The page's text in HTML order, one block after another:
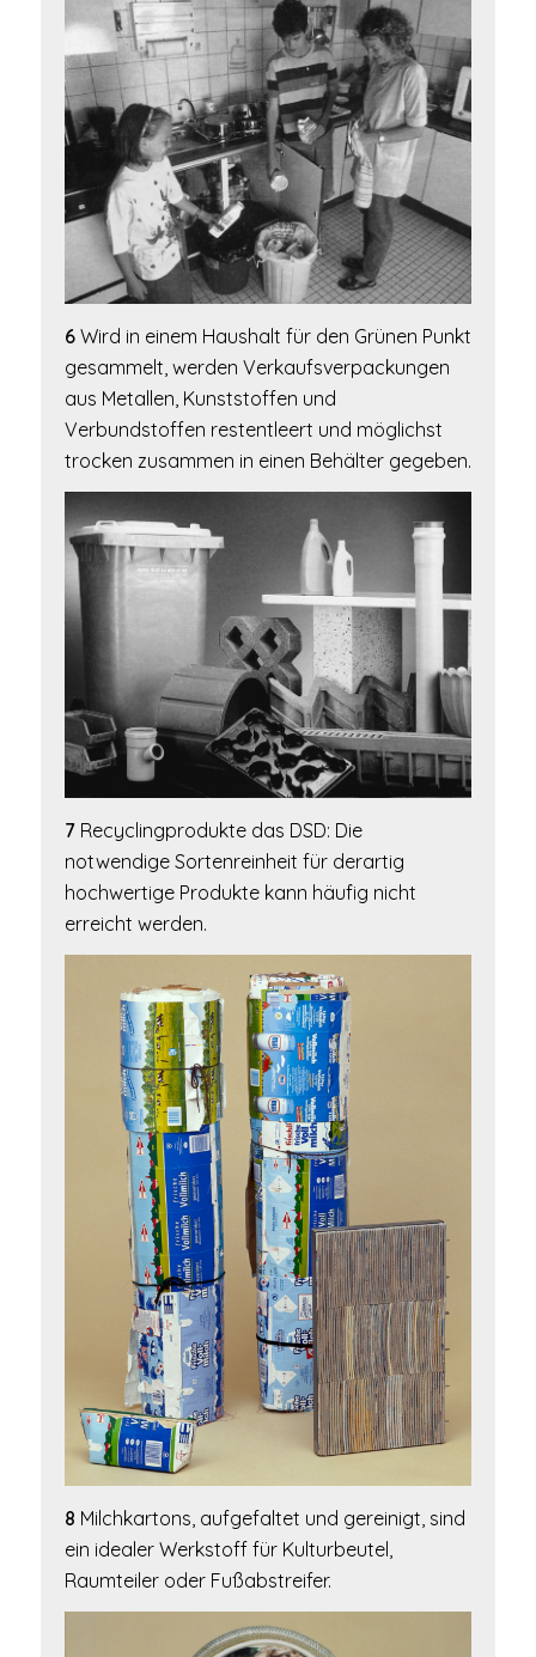
6Wird in einem Haushalt für den Grünen Punkt
gesammelt, werden Verkaufsverpackungen
aus Metallen, Kunststoffen und
Verbundstoffen restentleert und möglichst
trocken zusammen in einen Behälter gegeben.
7Recyclingprodukte das DSD: Die
notwendige Sortenreinheit für derartig
hochwertige Produkte kann häufig nicht
erreicht werden.
8 Milchkartons, aufgefaltet und gereinigt, sind
ein idealer Werkstoff für Kulturbeutel,
Raumteiler oder Fußabstreifer.